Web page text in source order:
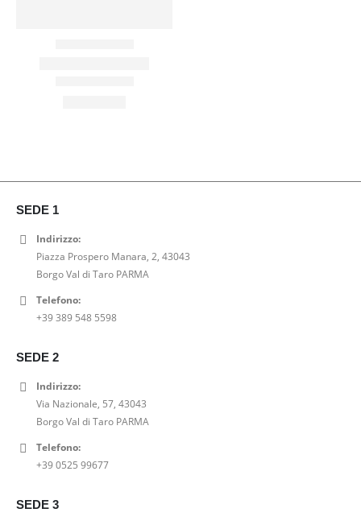
SEDE 1
Indirizzo:
Piazza Prospero Manara, 2, 43043
Borgo Val di Taro PARMA
Telefono:
+39 389 548 5598
SEDE 2
Indirizzo:
Via Nazionale, 57, 43043
Borgo Val di Taro PARMA
Telefono:
+39 0525 99677
SEDE 3